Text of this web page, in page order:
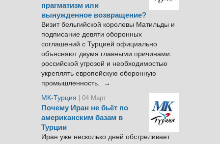
прагматизм или
вынужденное возвращение?
Визит бельгийской королевы Матильды и
подписание девяти оборонных
соглашений с Турцией официально
объясняют двумя главными причинами:
российской угрозой и необходимостью
укреплять европейскую оборонную
промышленность. →
МК-Турция
| 04 Март
Почему Иран не бьёт по
американским базам в
Турции
Иран уже несколько дней обстреливает